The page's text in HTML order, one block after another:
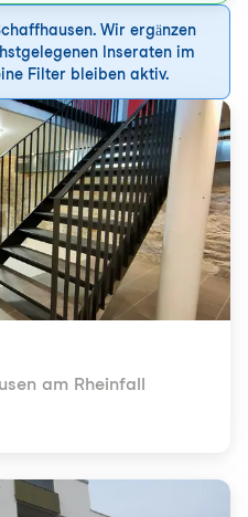
Wir ergänzen
Inseraten im
Filter bleiben aktiv.
am Rheinfall